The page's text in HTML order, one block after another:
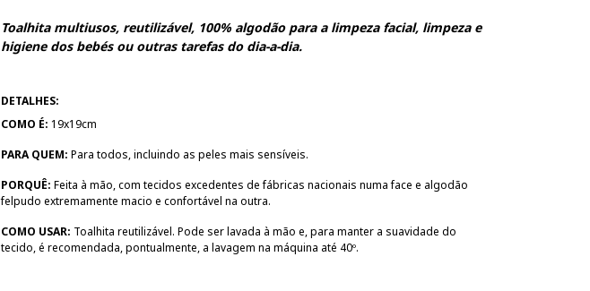
Toalhita multiusos, reutilizável, 100% algodão para a limpeza facial, limpeza e
higiene dos bebés ou outras tarefas do dia-a-dia.
DETALHES:
COMO É: 19x19cm
PARA QUEM: Para todos, incluindo as peles mais sensíveis.
PORQUÊ: Feita à mão, com tecidos excedentes de fábricas nacionais numa face e algodão
felpudo extremamente macio e confortável na outra.
COMO USAR: Toalhita reutilizável. Pode ser lavada à mão e, para manter a suavidade do
tecido, é recomendada, pontualmente, a lavagem na máquina até 40º.